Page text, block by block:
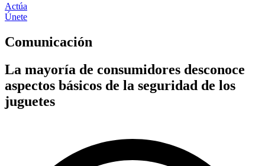
Actúa
Únete
Comunicación
La mayoría de consumidores desconoce
aspectos básicos de la seguridad de los
juguetes